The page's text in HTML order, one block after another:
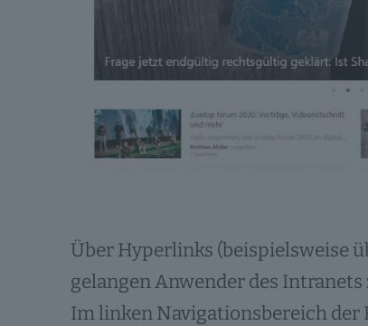
Über Hyperlinks (beispielsweise
gelangen Anwender des
Im linken Navigationsbereich der